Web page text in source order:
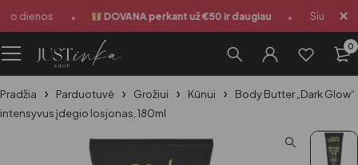
dienos DOVANA perkant už €50 ir daugiau Siuntimas
0
Pradžia Parduotuvė Grožiui Kūnui
Body Butter „Dark Glow“
intensyvus įdegio losjonas, 180ml